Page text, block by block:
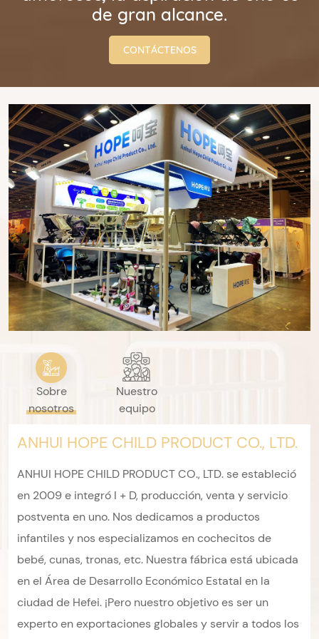
mosquiteras y portavasos.
de gran alcance.
CONTÁCTENOS
Sobre
nosotros
Nuestro
equipo
ANHUI HOPE CHILD PRODUCT CO., LTD.
ANHUI HOPE CHILD PRODUCT CO., LTD. se estableció
en 2009 e integró I + D, producción, venta y servicio
postventa en uno. Nos dedicamos a productos
infantiles y nos especializamos en cochecitos de
bebé, cunas, tronas, etc. Nuestra fábrica está ubicada
en el Área de Desarrollo Económico Estatal en la
ciudad de Hefei. ¡Pero nuestro objetivo es ser un
experto en exportaciones globales y servir a todos los